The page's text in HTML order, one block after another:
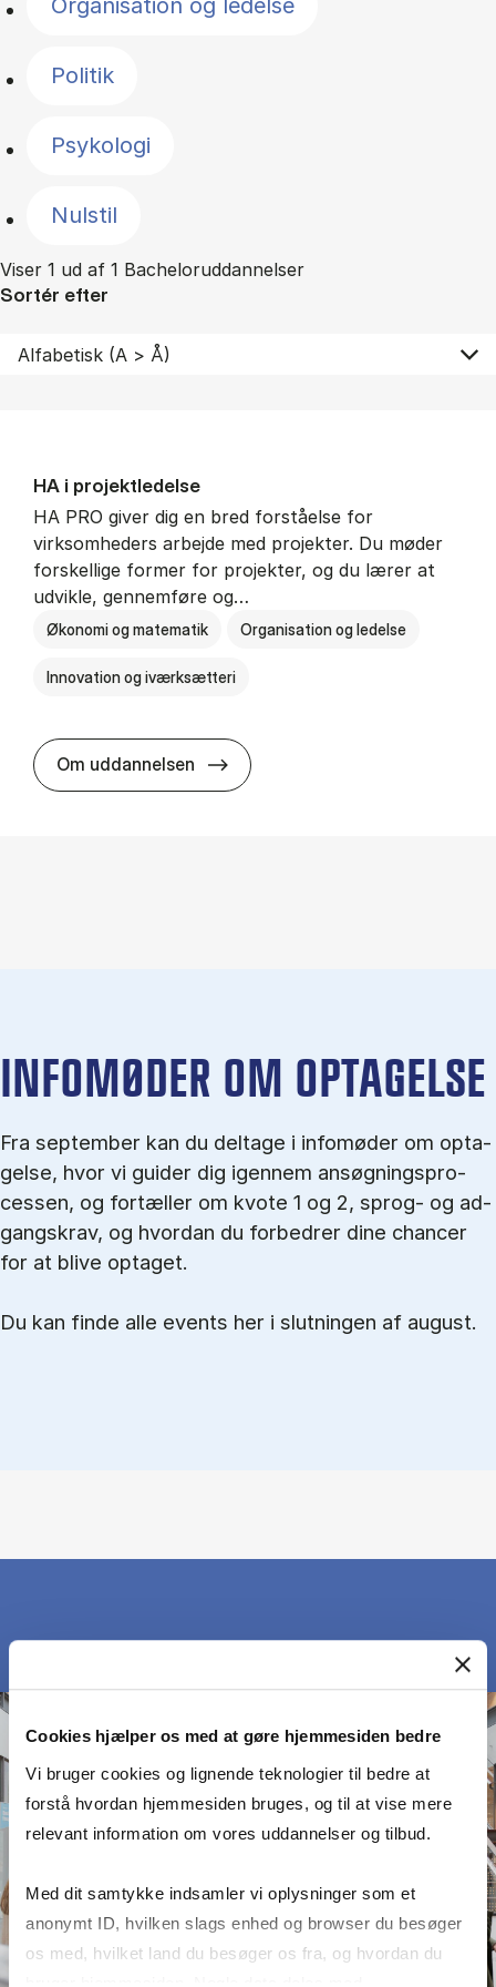
Cookies hjælper os med at gøre hjemmesiden bedre
Vi bruger cookies og lignende teknologier til bedre at
forstå hvordan hjemmesiden bruges, og til at vise mere
relevant information om vores uddannelser og tilbud.
Med dit samtykke indsamler vi oplysninger som et
anonymt ID, hvilken slags enhed og browser du besøger
os med, hvilket land du besøger os fra, og hvordan du
Organisation og ledelse
Politik
Psykologi
Nulstil
Viser 1 ud af 1 Bacheloruddannelser
Sortér efter
HA i pro­jekt­le­del­se
HA PRO giver dig en bred forståelse for
virksomheders arbejde med projekter. Du møder
forskellige former for projekter, og du lærer at
udvikle, gennemføre og…
Økonomi og matematik Organisation og ledelse
Innovation og iværksætteri
Om uddannelsen HA i pro­jekt­le­del­se
IN­FO­MØ­DER OM OP­TA­GEL­SE
Fra september kan du del­tage i in­fo­mø­der om op­ta­
gel­se, hvor vi gu­i­der dig igen­nem an­søg­nings­pro­
ces­sen, og for­tæl­ler om kvo­te 1 og 2, sprog- og ad­
gangs­krav, og hvordan du forbedrer dine chancer
for at blive optaget.
Du kan finde alle events her i slutningen af august.